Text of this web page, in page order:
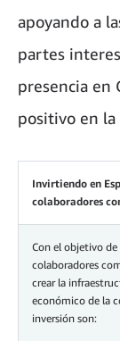
apoyando a
partes
presencia en
positivo en la
Invirtiendo en
colaboradores
Con el objetivo
colaboradores
crear la
económico de la
inversión son: